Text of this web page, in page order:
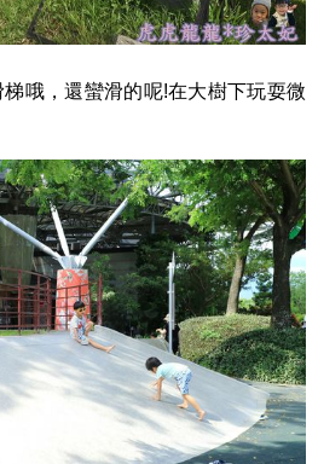
哦，還蠻滑的呢!在大樹下玩耍微